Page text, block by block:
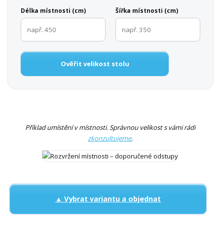
Délka místnosti (cm) Šířka místnosti (cm)
Ověřit velikost stolu
Příklad umístění v místnosti. Správnou velikost s vámi rádi
zkonzultujeme.
▲ Vybrat variantu a objednat